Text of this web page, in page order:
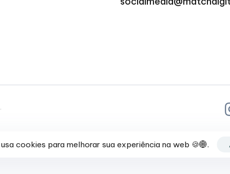
cookies para melhorar sua experiência na web 🍪🌐.